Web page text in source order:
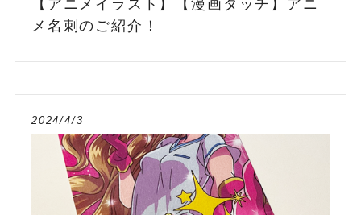
【アニメイラスト】【漫画タッチ】アニ
メ名刺のご紹介！
2024/4/3